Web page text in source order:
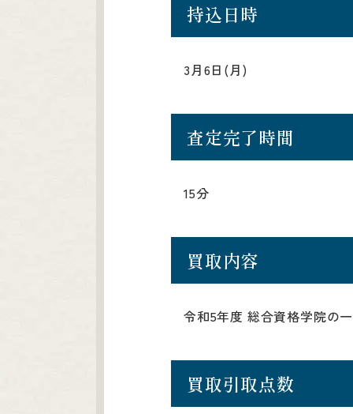
持込日時
3月6日(月)
査定完了時間
15分
買取内容
令和5年度 総合資格学院の
買取引取点数